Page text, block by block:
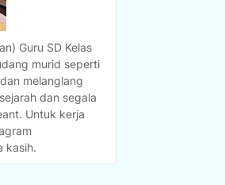
Guru SD Kelas
murid seperti
melanglang
dan segala
Untuk kerja
kasih.